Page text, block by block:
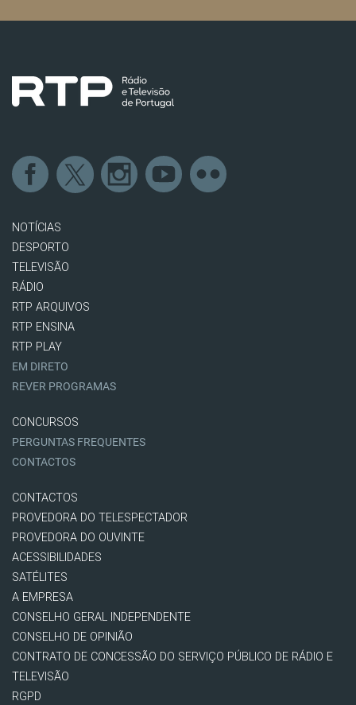
NOTÍCIAS
DESPORTO
TELEVISÃO
RÁDIO
RTP ARQUIVOS
RTP ENSINA
RTP PLAY
EM DIRETO
REVER PROGRAMAS
CONCURSOS
PERGUNTAS FREQUENTES
CONTACTOS
CONTACTOS
PROVEDORA DO TELESPECTADOR
PROVEDORA DO OUVINTE
ACESSIBILIDADES
SATÉLITES
A EMPRESA
CONSELHO GERAL INDEPENDENTE
CONSELHO DE OPINIÃO
CONTRATO DE CONCESSÃO DO SERVIÇO PÚBLICO DE RÁDIO E
TELEVISÃO
RGPD